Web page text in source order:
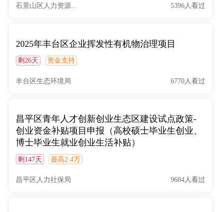
石景山区人力资源... 5396人看过
2025年丰台区企业挥发性有机物治理项目
剩26天 资金支持
丰台区生态环境局 6770人看过
昌平区青年人才创新创业生态区建设试点政策-
创业资金补贴项目申报（高校硕士毕业生创业、
博士毕业生就业创业生活补贴）
剩147天 最高2.4万
昌平区人力社保局 9684人看过